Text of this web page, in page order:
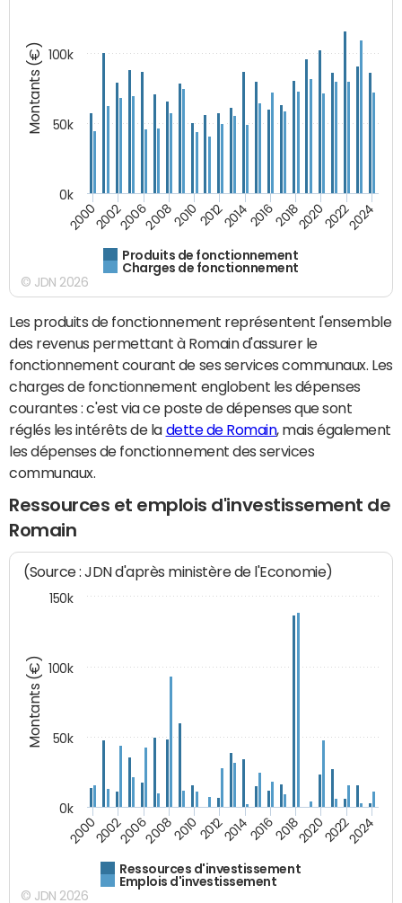
Montants (€)
Produits de fonctionnement
Charges de fonctionnement
200020022006200820102012201420162018202020222024
0k
50k
100k
© JDN 2026
Les produits de fonctionnement représentent l'ensemble
des revenus permettant à Romain d'assurer le
fonctionnement courant de ses services communaux. Les
charges de fonctionnement englobent les dépenses
courantes : c'est via ce poste de dépenses que sont
réglés les intérêts de la dette de Romain, mais également
les dépenses de fonctionnement des services
communaux.
Ressources et emplois d'investissement de
Romain
Montants (€)
(Source : JDN d'après ministère de l'Economie)
Ressources d'investissement
Emplois d'investissement
200020022006200820102012201420162018202020222024
0k
50k
100k
150k
© JDN 2026